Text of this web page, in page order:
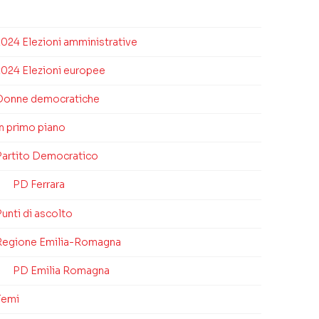
Elezioni amministrative
Elezioni europee
democratiche
primo piano
Democratico
PD Ferrara
di ascolto
Emilia-Romagna
PD Emilia Romagna